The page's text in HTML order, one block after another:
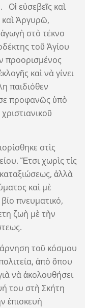
εὐσεβεῖς καὶ
καὶ Ἀργυρῶ,
στὸ τέκνο
τοῦ Ἁγίου
προορισμένος
καὶ νὰ γίνει
παιδιόθεν
προφανῶς ὑπὸ
στὶς
Ἔτσι χωρὶς τίς
ἀλλὰ
καὶ μὲ
πνευματικό,
ζωὴ μὲ τὴν
τοῦ κόσμου
ἀπὸ ὅπου
νὰ ἀκολουθήσει
του στὴ Σκήτη
ἐπισκευὴ